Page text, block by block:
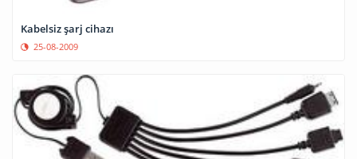
Kabelsiz şarj cihazı
25-08-2009